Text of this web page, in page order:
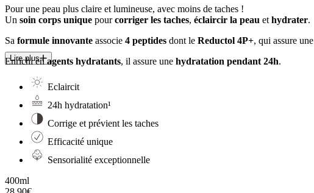
Pour une peau plus claire et lumineuse, avec moins de taches !
Un soin corps unique pourcorriger les taches, éclaircir la peau et hydrater.
Sa formule innovante associe 4 peptides dont le Reductol 4P+, qui assure une
Enrichi enagents hydratants, il assure une hydratation pendant 24h.
Lire plus
Eclaircit
24h hydratation¹
Corrige et prévient les taches
Efficacité unique
Sensorialité exceptionnelle
400ml